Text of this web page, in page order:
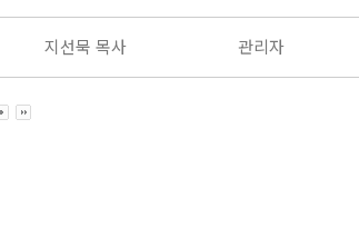
지선묵 목사 관리자